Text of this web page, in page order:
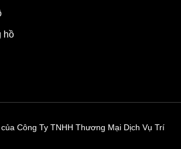
hồ
Công Ty TNHH Thương Mại Dịch Vụ Trí